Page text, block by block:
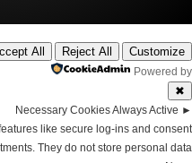
Customize
Reject All
All
Powered by
✖
►
Necessary CookiesAlways Active
like secure log-ins and consent
They do not store personal data.